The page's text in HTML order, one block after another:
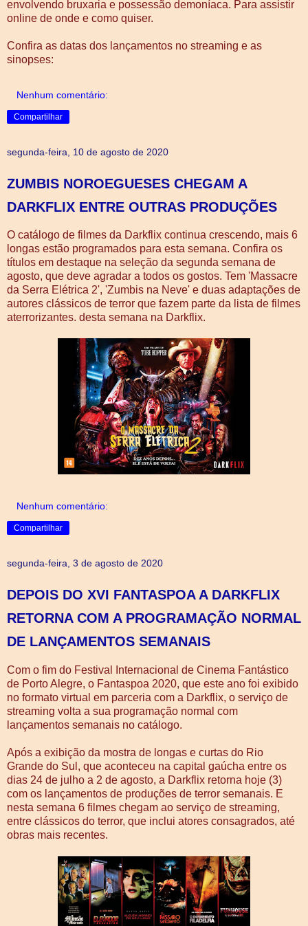
envolvendo bruxaria e possessão demoníaca. Para assistir
online de onde e como quiser.
Confira as datas dos lançamentos no streaming e as
sinopses:
Nenhum comentário:
Compartilhar
segunda-feira, 10 de agosto de 2020
ZUMBIS NOROEGUESES CHEGAM A
DARKFLIX ENTRE OUTRAS PRODUÇÕES
O catálogo de filmes da Darkflix continua crescendo, mais 6
longas estão programados para esta semana. Confira os
títulos em destaque na seleção da segunda semana de
agosto, que deve agradar a todos os gostos. Tem 'Massacre
da Serra Elétrica 2', 'Zumbis na Neve' e duas adaptações de
autores clássicos de terror que fazem parte da lista de filmes
aterrorizantes. desta semana na Darkflix.
Nenhum comentário:
Compartilhar
segunda-feira, 3 de agosto de 2020
DEPOIS DO XVI FANTASPOA A DARKFLIX
RETORNA COM A PROGRAMAÇÃO NORMAL
DE LANÇAMENTOS SEMANAIS
Com o fim do Festival Internacional de Cinema Fantástico
de Porto Alegre, o Fantaspoa 2020, que este ano foi exibido
no formato virtual em parceria com a Darkflix, o serviço de
streaming volta a sua programação normal com
lançamentos semanais no catálogo.
Após a exibição da mostra de longas e curtas do Rio
Grande do Sul, que aconteceu na capital gaúcha entre os
dias 24 de julho a 2 de agosto, a Darkflix retorna hoje (3)
com os lançamentos de produções de terror semanais. E
nesta semana 6 filmes chegam ao serviço de streaming,
entre clássicos do terror, que inclui atores consagrados, até
obras mais recentes.